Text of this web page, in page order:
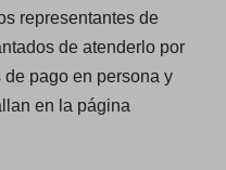
representantes de
de atenderlo por
pago en persona y
en la página